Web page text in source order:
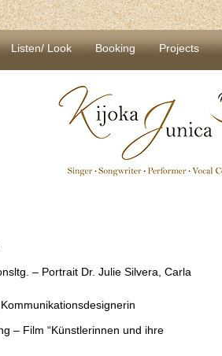
Listen/ Look Booking Projects
– Portrait Dr. Julie Silvera, Carla
– Film “Künstlerinnen und ihre